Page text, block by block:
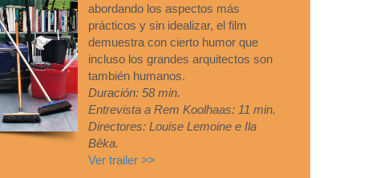
abordando los aspectos más
prácticos y sin idealizar, el film
demuestra con cierto humor que
incluso los grandes arquitectos son
también humanos.
Duración: 58 min.
Entrevista a Rem Koolhaas: 11 min.
Directores: Louise Lemoine e Ila
Bêka.
Ver trailer >>